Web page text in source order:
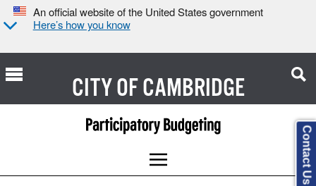
An official website of the United States government
Here’s how you know
CITY OFCAMBRIDGE
Contact Us